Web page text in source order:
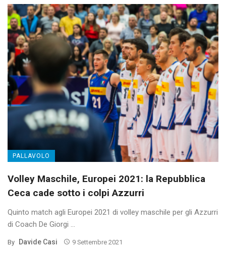
PALLAVOLO
Volley Maschile, Europei 2021: la Repubblica
Ceca cade sotto i colpi Azzurri
Quinto match agli Europei 2021 di volley maschile per gli Azzurri
di Coach De Giorgi ...
By Davide Casi 9 Settembre 2021